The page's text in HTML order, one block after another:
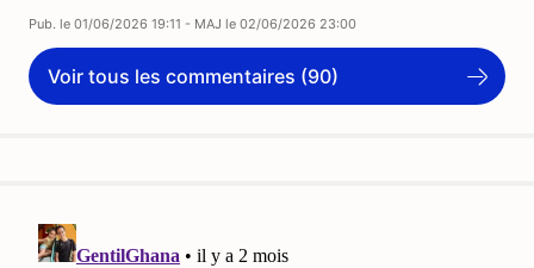
Pub. le 01/06/2026 19:11 - MAJ le 02/06/2026 23:00
Voir tous les commentaires (90)